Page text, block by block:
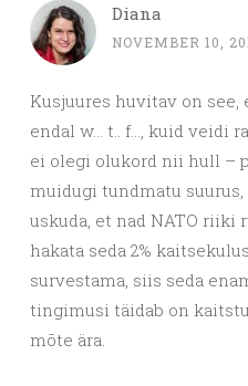
Diana
NOVEMBER 10,
Kusjuures huvitav on
endal w… t.. f…, kuid veidi
ei olegi olukord nii hull –
muidugi tundmatu
uskuda, et nad NATO riiki
hakata seda 2%
survestama, siis seda
tingimusi täidab on
mõte ära.